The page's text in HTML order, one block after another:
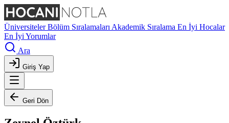
ÜniversitelerBölüm Sıralamaları Akademik Sıralama En İyi Hocalar
En İyi Yorumlar
Ara
Giriş Yap
Geri Dön